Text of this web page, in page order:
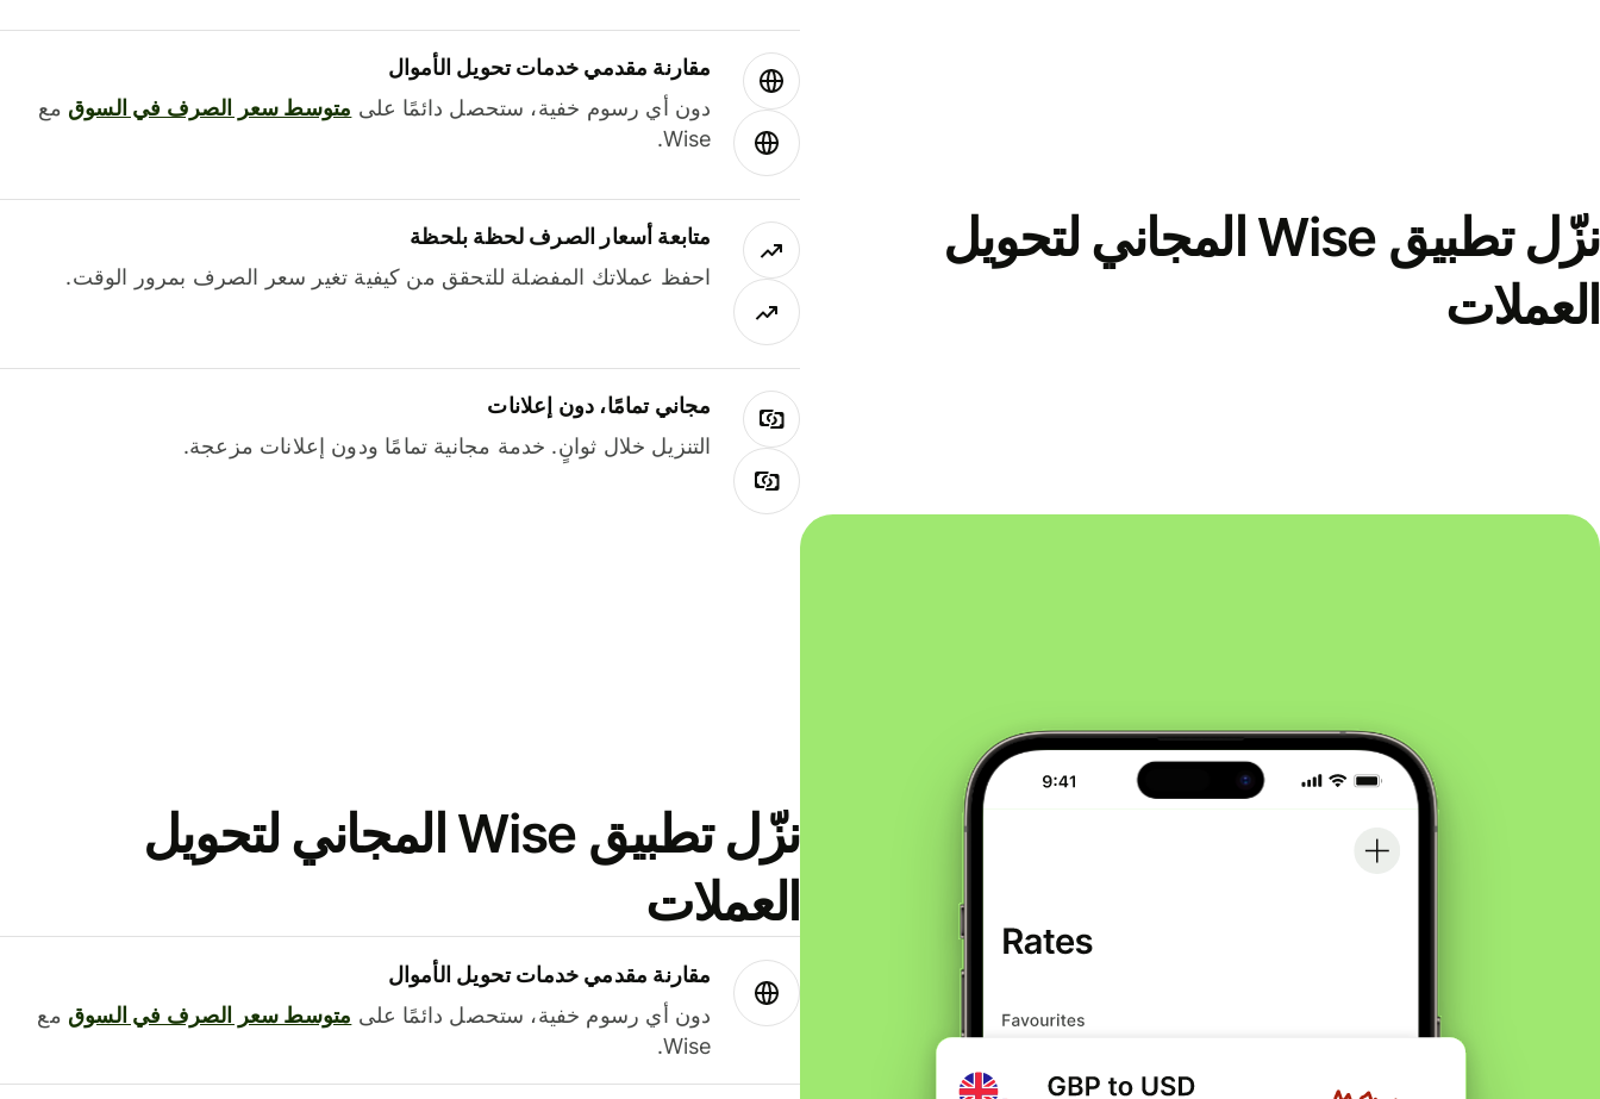
نزّل تطبيق Wise المجاني لتحويل
العملات
مقارنة مقدمي خدمات تحويل الأموال
دون أي رسوم خفية، ستحصل دائمًا على متوسط ​​سعر الصرف في السوق مع
Wise.
متابعة أسعار الصرف لحظة بلحظة
احفظ عملاتك المفضلة للتحقق من كيفية تغير سعر الصرف بمرور الوقت.
مجاني تمامًا، دون إعلانات
التنزيل خلال ثوانٍ. خدمة مجانية تمامًا ودون إعلانات مزعجة.
نزّل تطبيق Wise المجاني لتحويل
العملات
مقارنة مقدمي خدمات تحويل الأموال
دون أي رسوم خفية، ستحصل دائمًا على متوسط ​​سعر الصرف في السوق مع
Wise.